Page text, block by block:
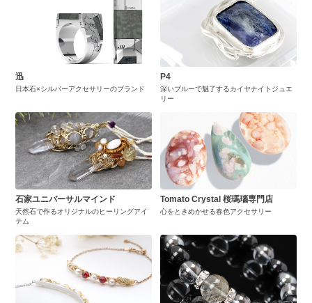
迅
日本石×シルバーアクセサリーのブランド
P4
深いブルーで魅了するカイヤナイトジュエ
リー
石家ユニバーサルマインド
天然石で作るオリジナルのヒーリングアイ
テム
Tomato Crystal 桜瑪瑙専門店
心をときめかせる春色アクセサリー